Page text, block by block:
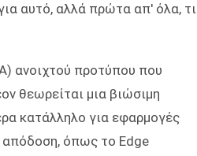
αυτό, αλλά πρώτα απ' όλα, τι
ανοιχτού προτύπου που
θεωρείται μια βιώσιμη
κατάλληλο για εφαρμογές
απόδοση, όπως το Edge